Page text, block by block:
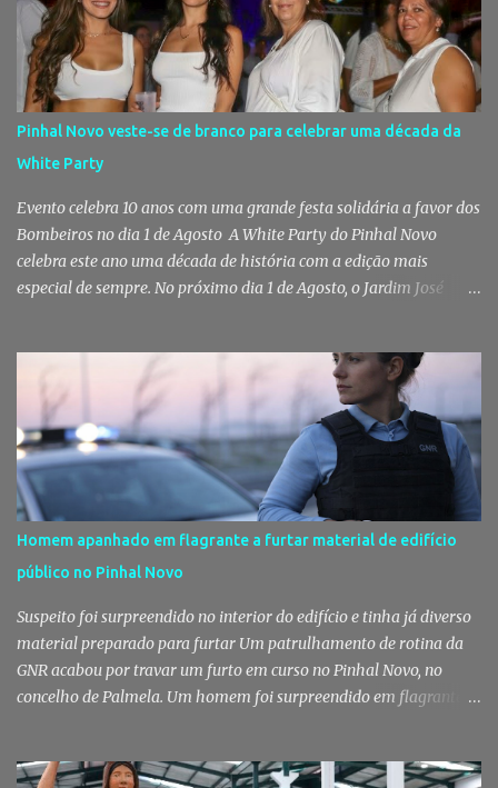
Pinhal Novo veste-se de branco para celebrar uma década da
White Party
Evento celebra 10 anos com uma grande festa solidária a favor dos
Bombeiros no dia 1 de Agosto A White Party do Pinhal Novo
celebra este ano uma década de história com a edição mais
especial de sempre. No próximo dia 1 de Agosto, o Jardim José
que parte das receitas reverterá para a Associação Humanitária
dos Bombeiros Voluntários do Pinhal Novo, reforçando o espírito
comunitário que sempre distinguiu este evento. O branco é a cor
essencial da festa de 1 de Agosto no Pinhal Novo 10 anos depois da
primeira edição, a White Party continua a ser muito mais do que
uma pista de dança ao ar livre. É um ponto de encontro entre
gerações, um momento de reencontro entre amigos e famílias,
mas também o reflexo daquilo que distingue o Pinhal Novo: a
capacidade de transformar uma ideia simples numa tradição que
mobiliza milhares de pessoas. Todos os anos, quando ch...
Homem apanhado em flagrante a furtar material de edifício
público no Pinhal Novo
Suspeito foi surpreendido no interior do edifício e tinha já diverso
material preparado para furtar Um patrulhamento de rotina da
GNR acabou por travar um furto em curso no Pinhal Novo, no
concelho de Palmela. Um homem foi surpreendido em flagrante
militares da Guarda. Patrulhamento da GNR termina com